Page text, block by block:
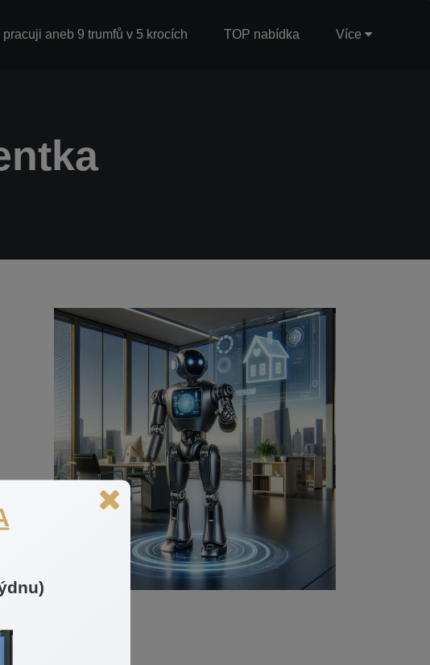
pracuji aneb 9 trumfů v 5 krocích TOP nabídka Více